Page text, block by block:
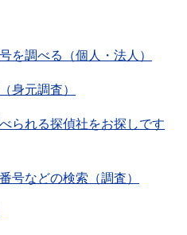
を調べる（個人・法人）
身元調査）
られる探偵社をお探しです
号などの検索（調査）